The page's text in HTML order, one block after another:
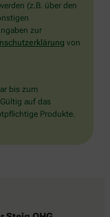
(z.B. über den
zur
von
bis zum
auf das
Produkte.